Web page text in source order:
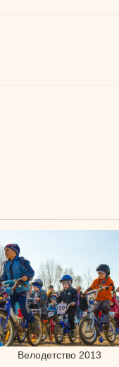
Велодетство 2013